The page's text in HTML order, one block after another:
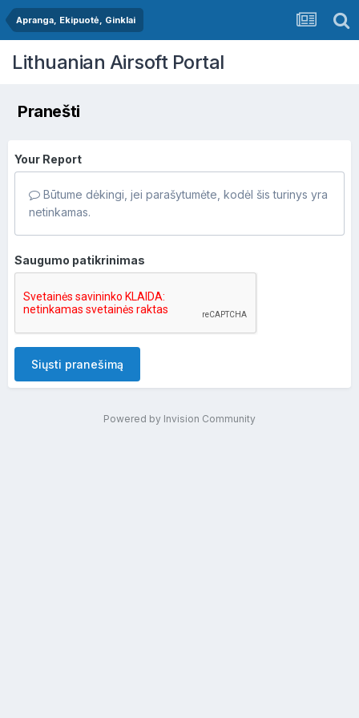
Apranga, Ekipuotė, Ginklai
Lithuanian Airsoft Portal
Pranešti
Your Report
Būtume dėkingi, jei parašytumėte, kodėl šis turinys yra
netinkamas.
Saugumo patikrinimas
Siųsti pranešimą
Powered by Invision Community